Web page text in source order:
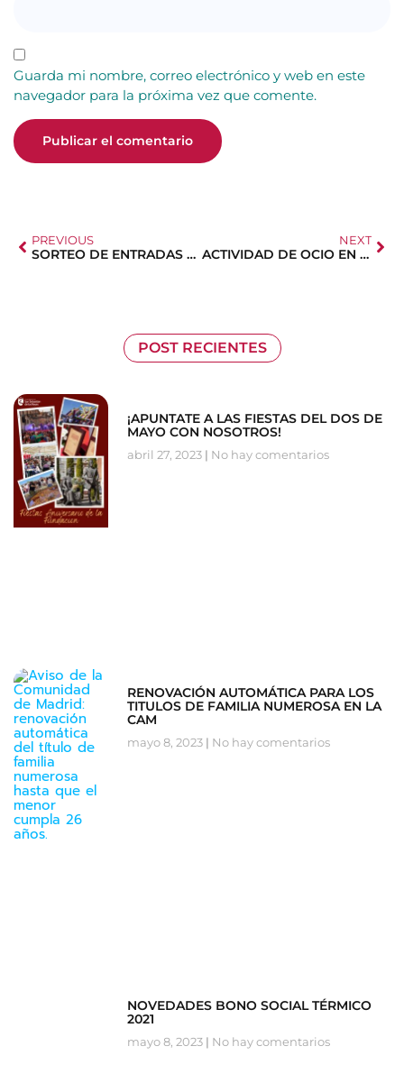
Guarda mi nombre, correo electrónico y web en este
navegador para la próxima vez que comente.
PREVIOUS
SORTEO DE ENTRADAS PARA «PETER, EL MUSICAL»
NEXT
ACTIVIDAD DE OCIO EN FAMILIA DE NORTEA
POST RECIENTES
¡APUNTATE A LAS FIESTAS DEL DOS DE
MAYO CON NOSOTROS!
abril 27, 2023 No hay comentarios
RENOVACIÓN AUTOMÁTICA PARA LOS
TITULOS DE FAMILIA NUMEROSA EN LA
CAM
mayo 8, 2023 No hay comentarios
NOVEDADES BONO SOCIAL TÉRMICO
2021
mayo 8, 2023 No hay comentarios